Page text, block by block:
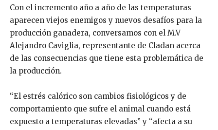
Con el incremento año a año de las temperaturas
aparecen viejos enemigos y nuevos desafíos para la
producción ganadera, conversamos con el M.V
Alejandro Caviglia, representante de Cladan acerca
de las consecuencias que tiene esta problemática de
la producción.
“El estrés calórico son cambios fisiológicos y de
comportamiento que sufre el animal cuando está
expuesto a temperaturas elevadas” y “afecta a su